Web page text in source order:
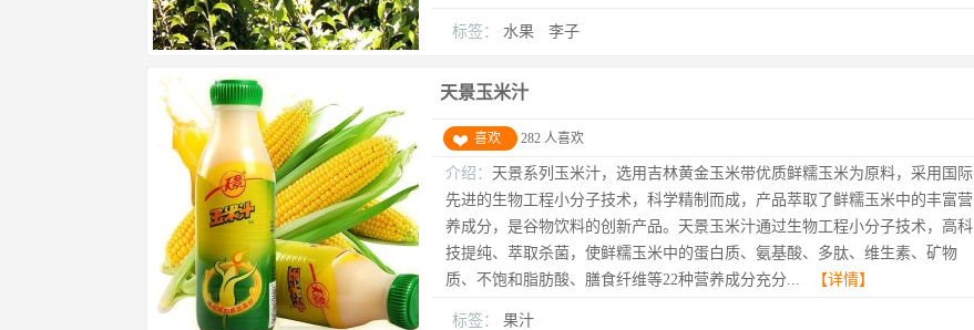
标签： 水果 李子
天景玉米汁
喜欢 282 人喜欢
介绍： 天景系列玉米汁，选用吉林黄金玉米带优质鲜糯玉米为原料，采用国际
先进的生物工程小分子技术，科学精制而成，产品萃取了鲜糯玉米中的丰富营
养成分，是谷物饮料的创新产品。天景玉米汁通过生物工程小分子技术，高科
技提纯、萃取杀菌，使鲜糯玉米中的蛋白质、氨基酸、多肽、维生素、矿物
质、不饱和脂肪酸、膳食纤维等22种营养成分充分...
【详情】
标签： 果汁